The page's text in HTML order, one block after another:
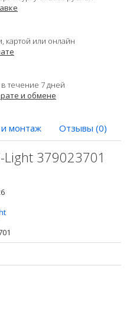
картой или онлайн
в течение 7 дней
и обмене
монтаж Отзывы (0)
Light 379023701